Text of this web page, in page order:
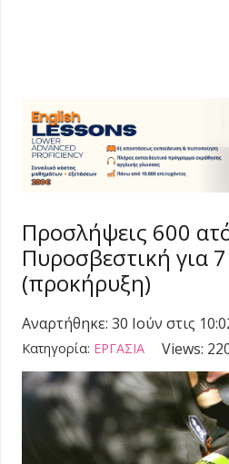
Προσλήψεις 600
Πυροσβεστική για
(προκήρυξη)
Αναρτήθηκε: 30 Ιούν στις
Κατηγορία: ΕΡΓΑΣΙΑ Views: